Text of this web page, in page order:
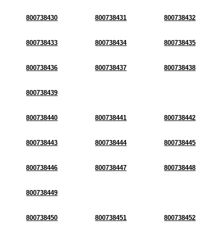
800738430 800738431 800738432
800738433 800738434 800738435
800738436 800738437 800738438
800738439
800738440 800738441 800738442
800738443 800738444 800738445
800738446 800738447 800738448
800738449
800738450 800738451 800738452